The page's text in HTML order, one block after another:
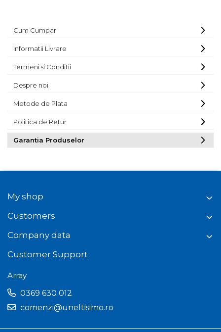
Cum Cumpar
Informatii Livrare
Termeni si Conditii
Despre noi
Metode de Plata
Politica de Retur
Garantia Produselor
My shop
Customers
Company data
Customer Support
Array
0369 630 012
comenzi@uneltisimo.ro